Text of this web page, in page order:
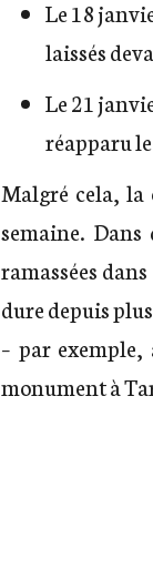
Le 18
laissés
Le 21
réapparu
Malgré cela, la
semaine.
ramassées
dure depuis
– par
monument à